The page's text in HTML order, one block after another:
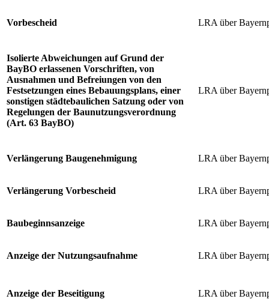
Vorbescheid LRA über
Isolierte Abweichungen auf Grund der
BayBO erlassenen Vorschriften, von
Ausnahmen und Befreiungen von den
Festsetzungen eines Bebauungsplans, einer
sonstigen städtebaulichen Satzung oder von
Regelungen der Baunutzungsverordnung
(Art. 63 BayBO)
LRA über
Verlängerung Baugenehmigung LRA über
Verlängerung Vorbescheid LRA über
Baubeginnsanzeige LRA über
Anzeige der Nutzungsaufnahme LRA über
Anzeige der Beseitigung LRA über